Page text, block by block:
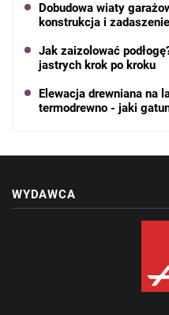
Dobudowa wiaty
konstrukcja i zadaszenie
Jak zaizolować
jastrych krok po kroku
Elewacja drewniana na
termodrewno - jaki
WYDAWCA